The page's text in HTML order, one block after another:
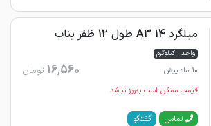
میلگرد 14 A3 طول 12 ظفر بناب
واحد : کیلوگرم
10 ماه پیش
16,560 تومان
قیمت ممکن است به‌روز نباشد
تماس گفتگو